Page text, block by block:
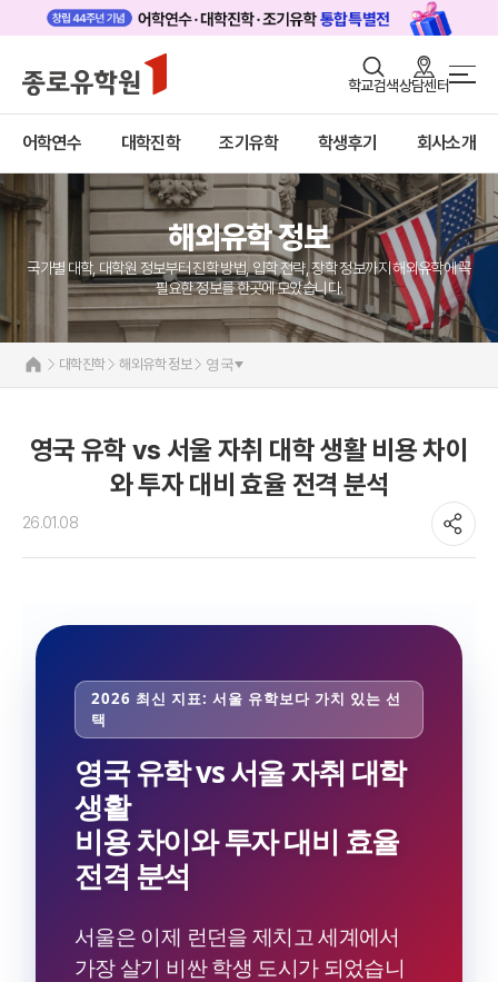
학교검색상담센터
어학연수 대학진학 조기유학 학생후기 회사소개
로그인 회원가입
어학연수
대학진학
조기/캠프
프로그램
학생후기
고객서비스
유학가이드
미국
캐나다
영국
호주
뉴질랜드
일본
네덜란드
해외유학 정보
미국
캐나다
호주
뉴질랜드
해외유학 정보
국가별 대학, 대학원 정보부터 진학 방법, 입학 전략, 장학 정보까지 해외유학에 꼭
필요한 정보를 한곳에 모았습니다.
대학진학 해외유학 정보 영국
영국 유학 vs 서울 자취 대학 생활 비용 차이
와 투자 대비 효율 전격 분석
26.01.08
2026 최신 지표: 서울 유학보다 가치 있는 선
택
영국 유학 vs 서울 자취 대학
생활
비용 차이와 투자 대비 효율
전격 분석
서울은 이제 런던을 제치고 세계에서
가장 살기 비싼 학생 도시가 되었습니